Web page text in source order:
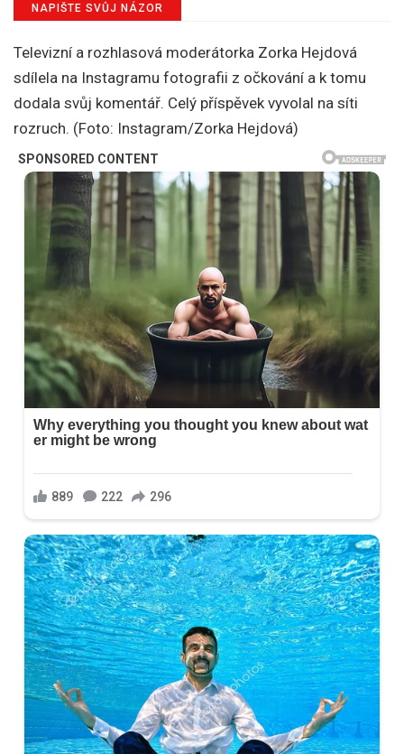
NAPIŠTE SVŮJ NÁZOR
Televizní a rozhlasová moderátorka Zorka Hejdová
sdílela na Instagramu fotografii z očkování a k tomu
dodala svůj komentář. Celý příspěvek vyvolal na síti
rozruch. (Foto: Instagram/Zorka Hejdová)